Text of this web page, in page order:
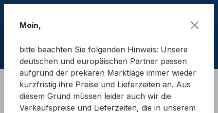
Schulungsmaterial Ausbilderpakete LKW
Moin,
bitte beachten Sie folgenden Hinweis: Unsere
deutschen und europäischen Partner passen
aufgrund der prekären Marktlage immer wieder
kurzfristig ihre Preise und Lieferzeiten an. Aus
diesem Grund müssen leider auch wir die
Verkaufspreise und Lieferzeiten, die in unserem